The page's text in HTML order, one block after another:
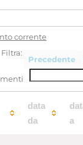
corrente
Precedente
Filtra:
data
da
a